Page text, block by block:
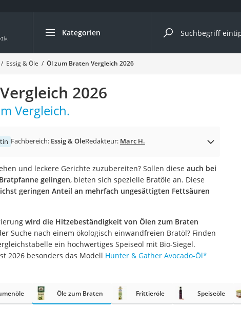
Kategorien
Die beliebtesten Vergleiche nach Kategorie
Lebensmittel
Schwarzkümmelöl
Knäckebrot
Schwarzkümmelöl-Kapseln
Manukahonig
Eiklar
Balsamico-Essig
Schwarzkümmelöl bio
Honig
Gemüsebrühe
Eiskaffee-Pulver
Grapefruitkernextrakt
Matcha-Set
Essig & Öle Öl zum Braten Vergleich 2026
2026
Vergleich.
Fachbereich: Essig & ÖleRedakteur: Marc H.
und leckere Gerichte zuzubereiten? Sollen diese auch bei
gelingen, bieten sich spezielle Bratöle an. Diese
geringen Anteil an mehrfach ungesättigten Fettsäuren
wird die Hitzebeständigkeit von Ölen zum Braten
Suche nach einem ökologisch einwandfreien Bratöl? Finden
ein hochwertiges Speiseöl mit Bio-Siegel.
2026 besonders das Modell Hunter & Gather Avocado-Öl*
Öle zum Braten Frittieröle Speiseöle